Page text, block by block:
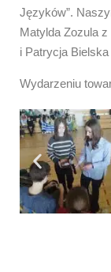
Języków”.
Matylda Zozula
i Patrycja
Wydarzeniu